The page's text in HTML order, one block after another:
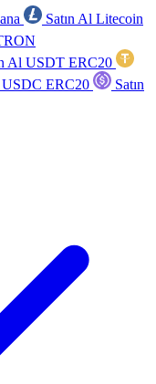
Satın Al Litecoin
Al USDT ERC20
USDC ERC20
Satın